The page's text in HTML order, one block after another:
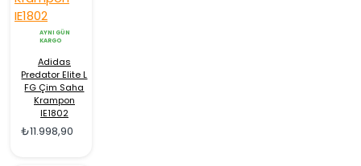
AYNI GÜN
KARGO
Adidas
Predator Elite L
FG Çim Saha
Krampon
IE1802
₺11.998,90